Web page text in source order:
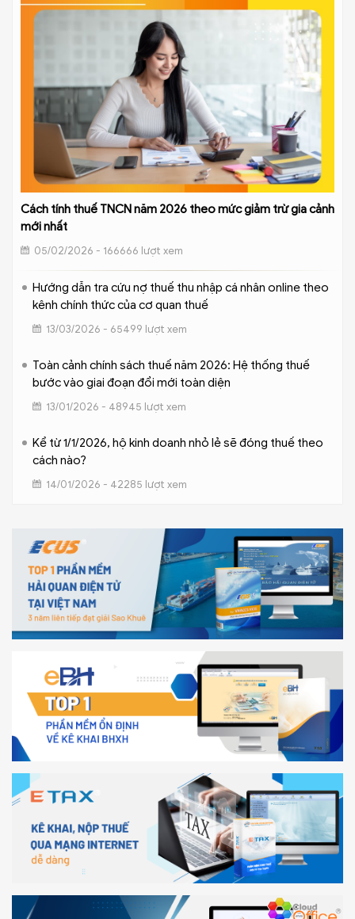
Cách tính thuế TNCN năm 2026 theo mức giảm trừ gia cảnh
mới nhất
05/02/2026 - 166666 lượt xem
Hướng dẫn tra cứu nợ thuế thu nhập cá nhân online theo
kênh chính thức của cơ quan thuế
13/03/2026 - 65499 lượt xem
Toàn cảnh chính sách thuế năm 2026: Hệ thống thuế
bước vào giai đoạn đổi mới toàn diện
13/01/2026 - 48945 lượt xem
Kể từ 1/1/2026, hộ kinh doanh nhỏ lẻ sẽ đóng thuế theo
cách nào?
14/01/2026 - 42285 lượt xem